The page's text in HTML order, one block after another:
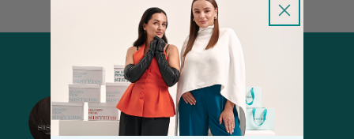
@sisters_stelmakh в Instagram